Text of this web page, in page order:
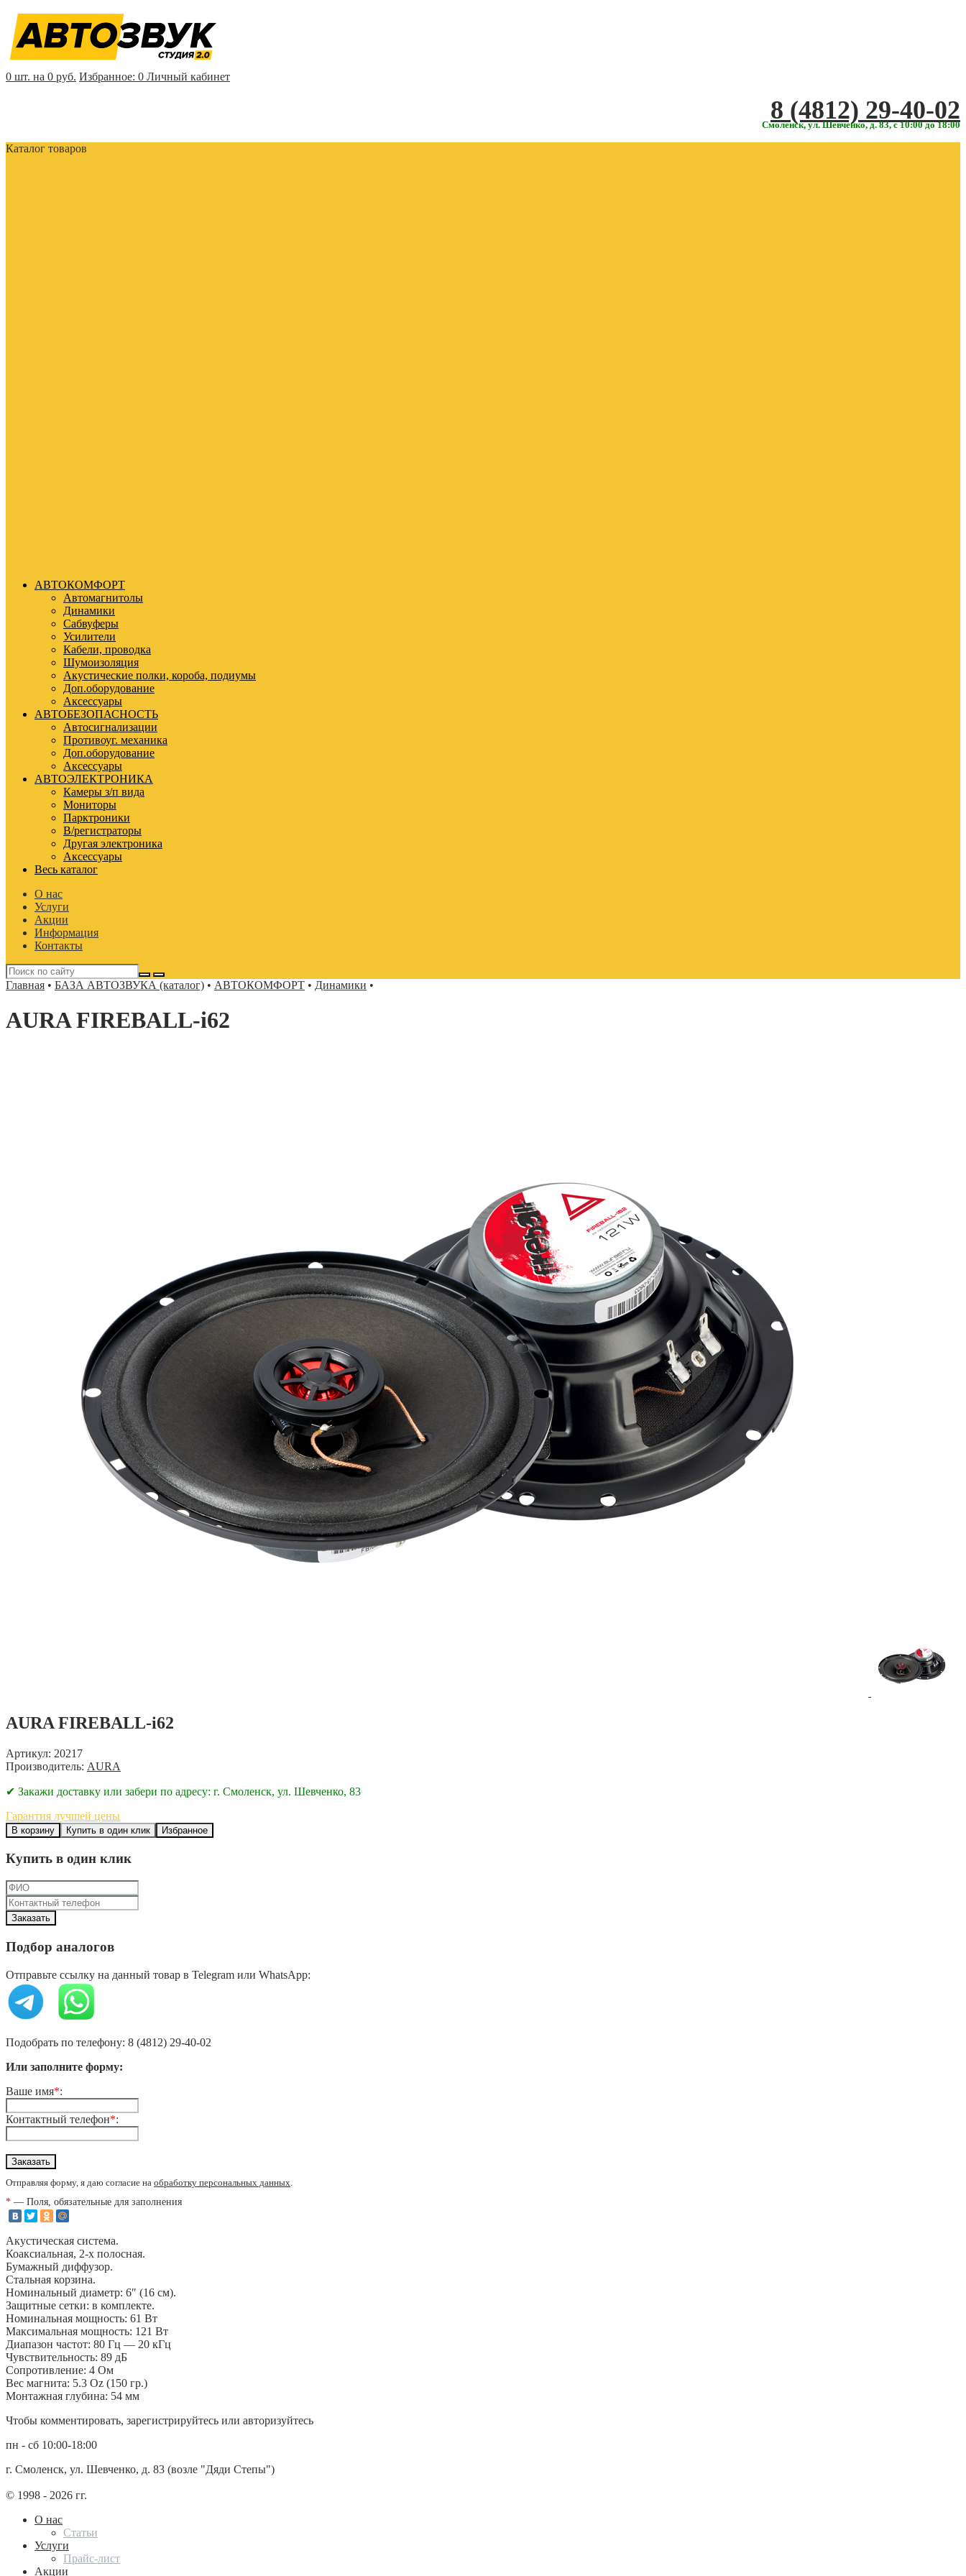
0 шт. на 0 руб. Избранное: 0 Личный кабинет
‎‎8 (4812) 29-40-02
Смоленск, ул. Шевченко, д. 83, с 10:00 до 18:00
Каталог товаров
АВТОКОМФОРТ
Автомагнитолы
Динамики
Сабвуферы
Усилители
Кабели, проводка
Шумоизоляция
Акустические полки, короба, подиумы
Доп.оборудование
Аксессуары
АВТОБЕЗОПАСНОСТЬ
Автосигнализации
Противоуг. механика
Доп.оборудование
Аксессуары
АВТОЭЛЕКТРОНИКА
Камеры з/п вида
Мониторы
Парктроники
В/регистраторы
Другая электроника
Аксессуары
Весь каталог
О нас
Услуги
Акции
Информация
Контакты
Главная • БАЗА АВТОЗВУКА (каталог) • АВТОКОМФОРТ • Динамики •
AURA FIREBALL-i62
AURA FIREBALL-i62
Артикул: 20217
Производитель: AURA
✔ Закажи доставку или забери по адресу: г. Смоленск, ул. Шевченко, 83
Гарантия лучшей цены
В корзину Купить в один клик Избранное
Купить в один клик
Подбор аналогов
Отправьте ссылку на данный товар в Telegram или WhatsApp:
Подобрать по телефону: 8 (4812) 29-40-02
Или заполните форму:
Ваше имя*:
Контактный телефон*:
Отправляя форму, я даю согласие на обработку персональных данных.
* — Поля, обязательные для заполнения
Акустическая система.
Коаксиальная, 2-х полосная.
Бумажный диффузор.
Стальная корзина.
Номинальный диаметр: 6″ (16 см).
Защитные сетки: в комплекте.
Номинальная мощность: 61 Вт
Максимальная мощность: 121 Вт
Диапазон частот: 80 Гц — 20 кГц
Чувствительность: 89 дБ
Сопротивление: 4 Ом
Вес магнита: 5.3 Oz (150 гр.)
Монтажная глубина: 54 мм
Чтобы комментировать, зарегистрируйтесь или авторизуйтесь
пн - сб 10:00-18:00
г. Смоленск, ул. Шевченко, д. 83 (возле "Дяди Степы")
© 1998 - 2026 гг.
О нас
Статьи
Услуги
Прайс-лист
Акции